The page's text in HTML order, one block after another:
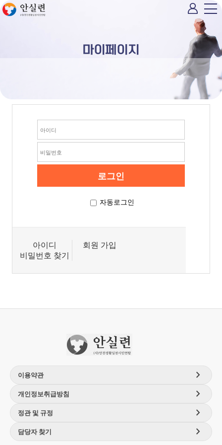
마이페이지
자동로그인
아이디
비밀번호 찾기
회원 가입
이용약관 chevron_right
개인정보취급방침 chevron_right
정관 및 규정 chevron_right
담당자 찾기 chevron_right